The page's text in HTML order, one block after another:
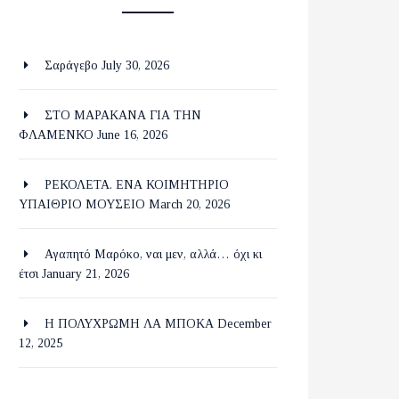
Σαράγεβο July 30, 2026
ΣΤΟ ΜΑΡΑΚΑΝΑ ΓΙΑ ΤΗΝ
ΦΛΑΜΕΝΚΟ June 16, 2026
ΡΕΚΟΛΕΤΑ. ΕΝΑ ΚΟΙΜΗΤΗΡΙΟ
ΥΠΑΙΘΡΙΟ ΜΟΥΣΕΙΟ March 20, 2026
Αγαπητό Μαρόκο, ναι μεν, αλλά… όχι κι
έτσι January 21, 2026
Η ΠΟΛΥΧΡΩΜΗ ΛΑ ΜΠΟΚΑ December
12, 2025